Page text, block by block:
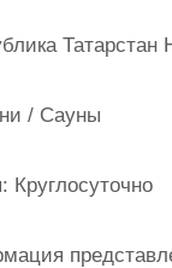
/ Сауны
Круглосуточно